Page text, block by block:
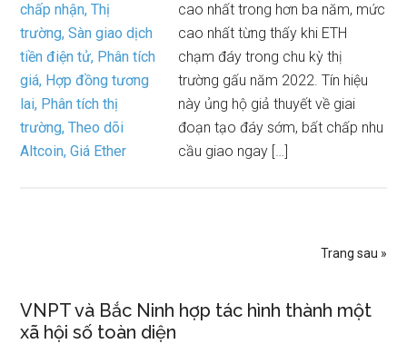
cao nhất trong hơn ba năm, mức
cao nhất từng thấy khi ETH
chạm đáy trong chu kỳ thị
trường gấu năm 2022. Tín hiệu
này ủng hộ giả thuyết về giai
đoạn tạo đáy sớm, bất chấp nhu
cầu giao ngay […]
Trang sau »
VNPT và Bắc Ninh hợp tác hình thành một
xã hội số toàn diện